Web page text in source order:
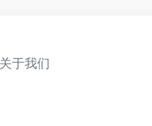
关于我们